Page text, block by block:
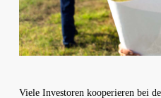
Viele Investoren kooperieren bei